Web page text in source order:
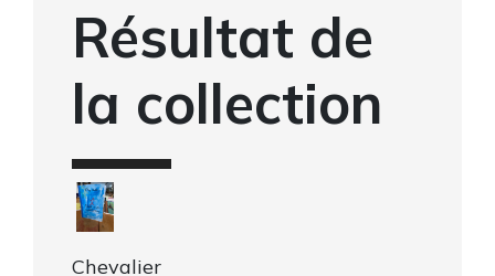
Résultat de
la collection
Chevalier